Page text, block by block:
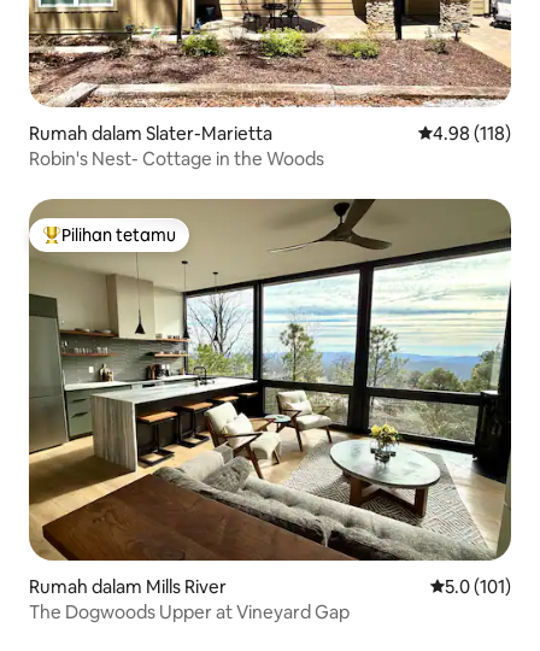
Rumah dalam Slater-Marietta Penarafan
4.98 (118)
Robin's Nest- Cottage in the Woods
Pilihan utama tetamu
Pilihan tetamu
Rumah dalam Mills River Penarafan
5.0 (101)
The Dogwoods Upper at Vineyard Gap